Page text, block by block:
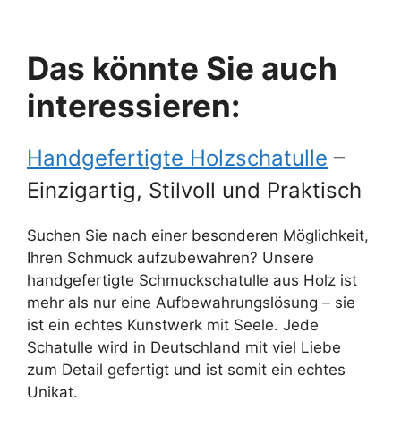
Das könnte Sie auch
interessieren:
Handgefertigte Holzschatulle –
Einzigartig, Stilvoll und Praktisch
Suchen Sie nach einer besonderen Möglichkeit,
Ihren Schmuck aufzubewahren? Unsere
handgefertigte Schmuckschatulle aus Holz ist
mehr als nur eine Aufbewahrungslösung – sie
ist ein echtes Kunstwerk mit Seele. Jede
Schatulle wird in Deutschland mit viel Liebe
zum Detail gefertigt und ist somit ein echtes
Unikat.